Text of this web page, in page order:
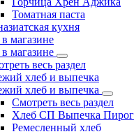
Томатная паста
кухня
магазине
магазине
весь раздел
хлеб и выпечка
хлеб и выпечка
Смотреть весь раздел
Хлеб СП Выпечка
Ремесленный хлеб